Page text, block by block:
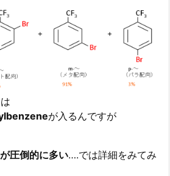
が入るんですが
圧倒的に多い….では詳細をみてみ